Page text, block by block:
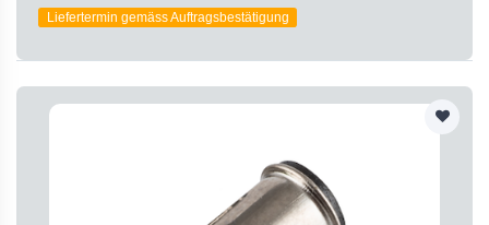
Liefertermin gemäss Auftragsbestätigung